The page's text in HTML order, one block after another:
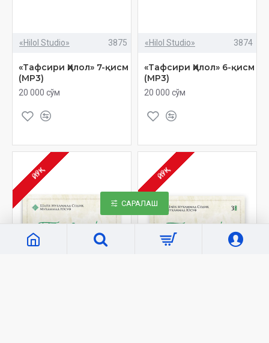
«Hilol Studio» 3875
«Тафсири Ҳилол» 7-қисм
(MP3)
20 000 сўм
«Hilol Studio» 3874
«Тафсири Ҳилол» 6-қисм
(MP3)
20 000 сўм
ЙЎҚ ЙЎҚ
САРАЛАШ